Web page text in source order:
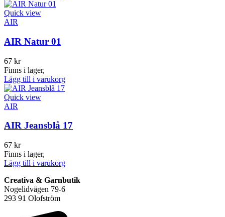
Quick view
AIR
AIR Natur 01
67 kr
Finns i lager,
Lägg till i varukorg
Quick view
AIR
AIR Jeansblå 17
67 kr
Finns i lager,
Lägg till i varukorg
Creativa & Garnbutik
Nogelidvägen 79-6
293 91 Olofström